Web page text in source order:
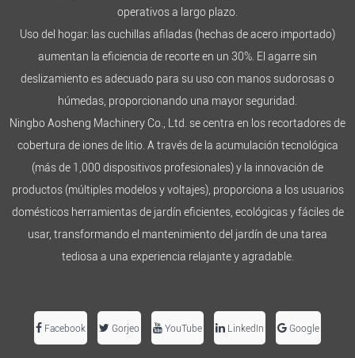
operativos a largo plazo.
Uso del hogar: las cuchillas afiladas (hechas de acero importado)
aumentan la eficiencia de recorte en un 30%. El agarre sin
deslizamiento es adecuado para su uso con manos sudorosas o
húmedas, proporcionando una mayor seguridad.
Ningbo Aosheng Machinery Co., Ltd. se centra en los recortadores de
cobertura de iones de litio. A través de la acumulación tecnológica
(más de 1,000 dispositivos profesionales) y la innovación de
productos (múltiples modelos y voltajes), proporciona a los usuarios
domésticos herramientas de jardín eficientes, ecológicas y fáciles de
usar, transformando el mantenimiento del jardín de una tarea
tediosa a una experiencia relajante y agradable.
Facebook Gorjeo YouTube LinkedIn Google